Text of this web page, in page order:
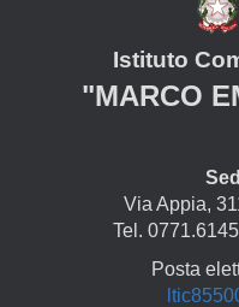
Istituto
"MARCO
Via Appia,
Tel.
Posta